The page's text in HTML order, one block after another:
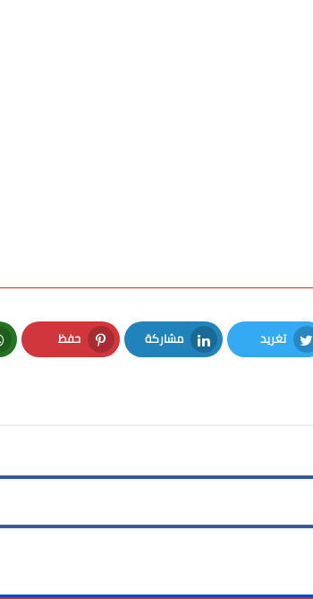
تغريد
Twitter
مشاركة
LinkedIn
حفظ
Pinterest